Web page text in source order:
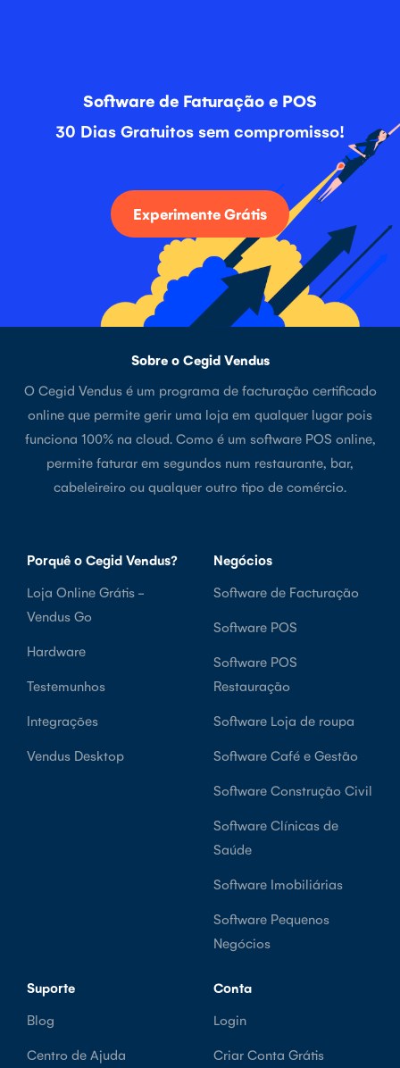
Software de Faturação e POS
30 Dias Gratuitos sem compromisso!
Experimente Grátis
Sobre o Cegid Vendus
O Cegid Vendus é um programa de facturação certificado
online que permite gerir uma loja em qualquer lugar pois
funciona 100% na cloud. Como é um software POS online,
permite faturar em segundos num restaurante, bar,
cabeleireiro ou qualquer outro tipo de comércio.
Porquê o Cegid Vendus?
Loja Online Grátis -
Vendus Go
Hardware
Testemunhos
Integrações
Vendus Desktop
Negócios
Software de Facturação
Software POS
Software POS
Restauração
Software Loja de roupa
Software Café e Gestão
Software Construção Civil
Software Clínicas de
Saúde
Software Imobiliárias
Software Pequenos
Negócios
Suporte
Blog
Centro de Ajuda
Conta
Login
Criar Conta Grátis